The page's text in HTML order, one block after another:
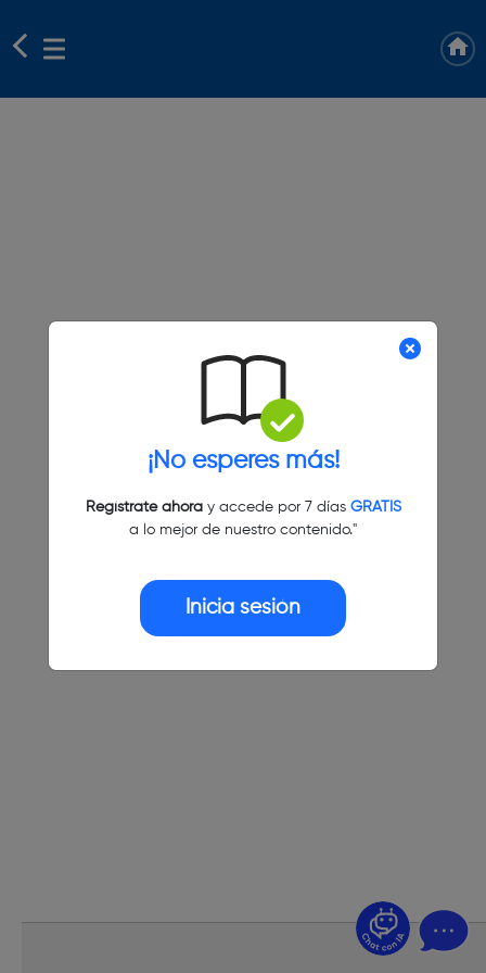
¡No esperes más!
Regístrate ahoray accede por 7 días GRATIS
a lo mejor de nuestro contenido."
Inicia sesión